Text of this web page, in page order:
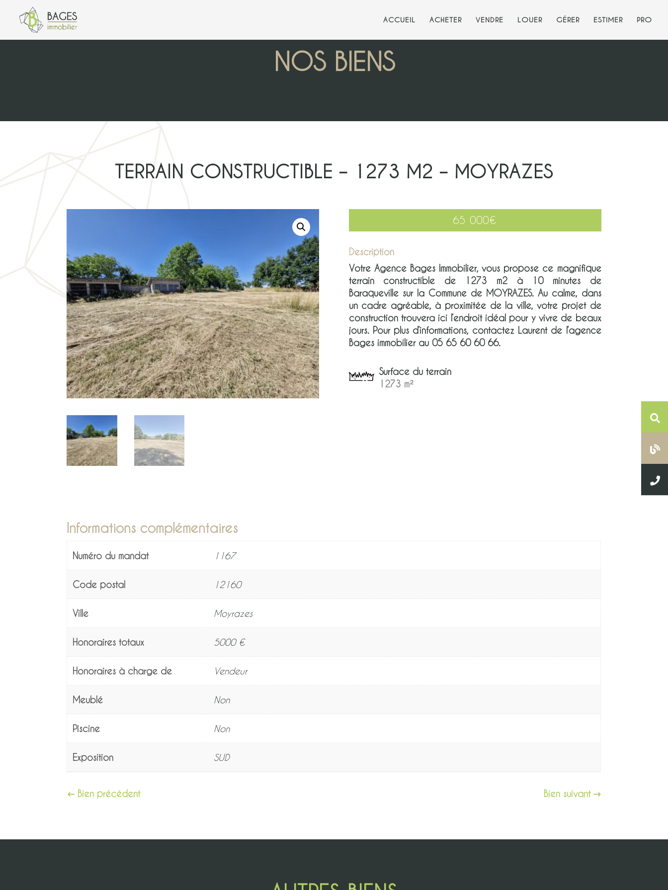
ACCUEIL ACHETER VENDRE LOUER GÉRER ESTIMER PRO
NOS BIENS
TERRAIN CONSTRUCTIBLE – 1273 M2 – MOYRAZES
65 000€
Description
Votre Agence Bages Immobilier, vous propose ce magnifique
terrain constructible de 1273 m2 à 10 minutes de
Baraqueville sur la Commune de MOYRAZES. Au calme, dans
un cadre agréable, à proximitée de la ville, votre projet de
construction trouvera ici l’endroit idéal pour y vivre de beaux
jours. Pour plus d’informations, contactez Laurent de l’agence
Bages immobilier au 05 65 60 60 66.
Surface du terrain
1273 m²
Informations complémentaires
Numéro du mandat 1167
Code postal 12160
Ville Moyrazes
Honoraires totaux 5000 €
Honoraires à charge de Vendeur
Meublé Non
Piscine Non
Exposition SUD
Bien précédent Bien suivant